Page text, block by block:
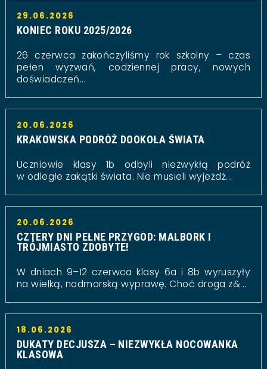
29.06.2026
KONIEC ROKU 2025/2026
26 czerwca zakończyliśmy rok szkolny – czas
pełen wyzwań, codziennej pracy, nowych
doświadczeń...
20.06.2026
KRAKOWSKA PODRÓŻ DOOKOŁA ŚWIATA
Uczniowie klasy 1b odbyli niezwykłą podróż
w odległe zakątki świata. Nie musieli wyjeżdż...
20.06.2026
CZTERY DNI PEŁNE PRZYGÓD: MALBORK I
TRÓJMIASTO ZDOBYTE!
W dniach 9–12 czerwca klasy 6a i 8b wyruszyły
na wielką, nadmorską wyprawę. Choć droga z&...
18.06.2026
DUKATY DECJUSZA – NIEZWYKŁA NOCOWANKA
KLASOWA